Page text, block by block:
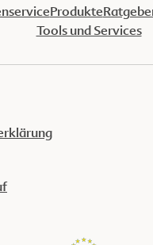
Produkte
Tools und Services